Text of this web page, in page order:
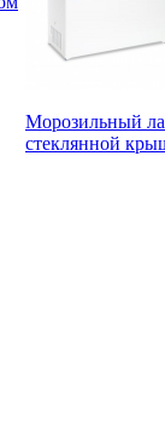
Морозильный
стеклянной